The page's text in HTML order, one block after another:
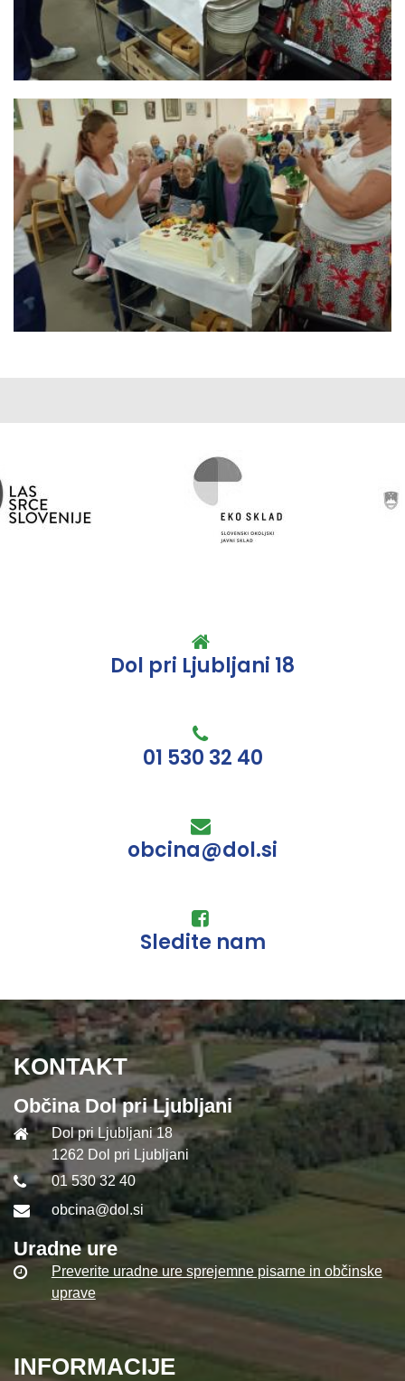
Dol pri Ljubljani 18
01 530 32 40
obcina@dol.si
Sledite nam
KONTAKT
Občina Dol pri Ljubljani
Dol pri Ljubljani 18
1262 Dol pri Ljubljani
01 530 32 40
obcina@dol.si
Uradne ure
Preverite uradne ure sprejemne pisarne in občinske
uprave
INFORMACIJE